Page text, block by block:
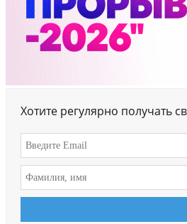
Хотите регулярно получать